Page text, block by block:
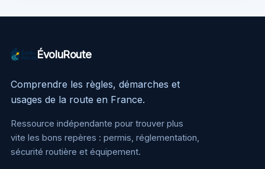
ÉvoluRoute
Comprendre les règles, démarches et
usages de la route en France.
Ressource indépendante pour trouver plus
vite les bons repères : permis, réglementation,
sécurité routière et équipement.